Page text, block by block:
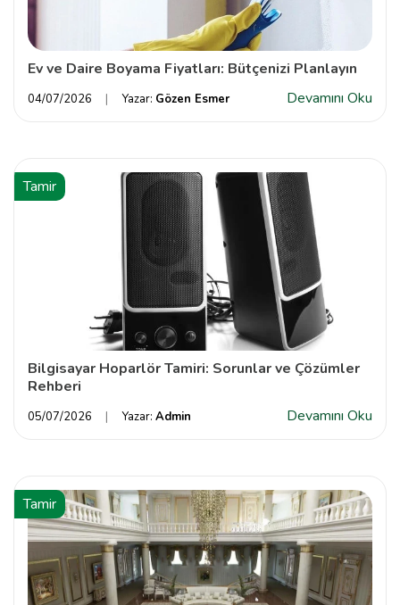
Ev ve Daire Boyama Fiyatları: Bütçenizi Planlayın
04/07/2026 Yazar: Gözen Esmer Devamını Oku
Tamir
Bilgisayar Hoparlör Tamiri: Sorunlar ve Çözümler
Rehberi
05/07/2026 Yazar: Admin Devamını Oku
Tamir